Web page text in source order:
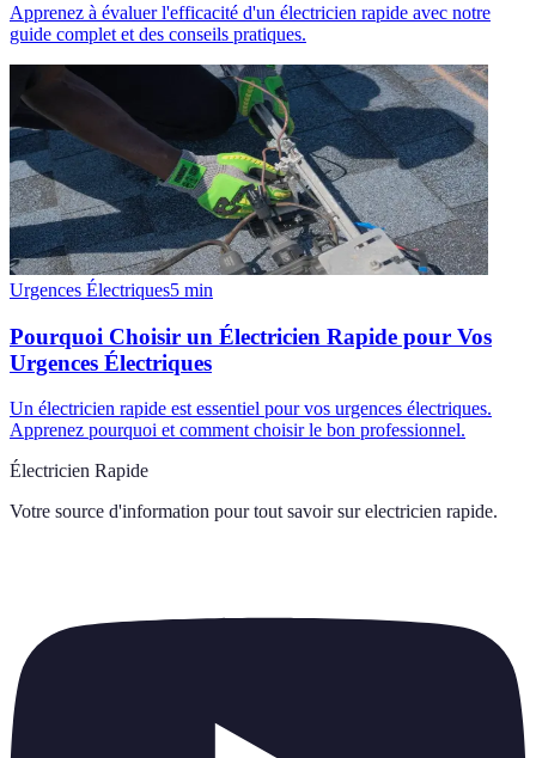
Apprenez à évaluer l'efficacité d'un électricien rapide avec notre
guide complet et des conseils pratiques.
Urgences Électriques5 min
Pourquoi Choisir un Électricien Rapide pour Vos
Urgences Électriques
Un électricien rapide est essentiel pour vos urgences électriques.
Apprenez pourquoi et comment choisir le bon professionnel.
Électricien Rapide
Votre source d'information pour tout savoir sur electricien rapide.